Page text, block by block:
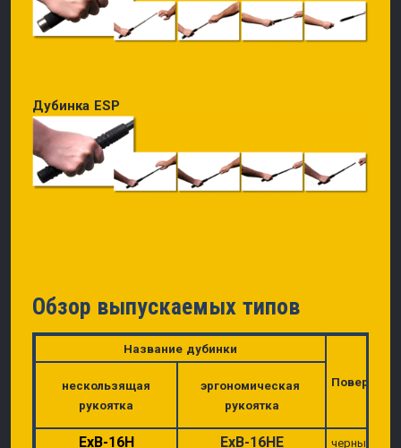
Дубинка ESP
Обзор выпускаемых типов
Название дубинки
нескользящая
рукоятка
эргономическая
рукоятка
ExB-16H ExB-16HE черный Ni /